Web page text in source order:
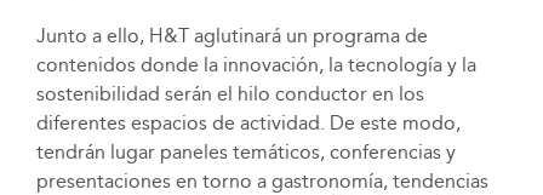
Junto a ello, H&T aglutinará un programa de
contenidos donde la innovación, la tecnología y la
sostenibilidad serán el hilo conductor en los
diferentes espacios de actividad. De este modo,
tendrán lugar paneles temáticos, conferencias y
presentaciones en torno a gastronomía, tendencias